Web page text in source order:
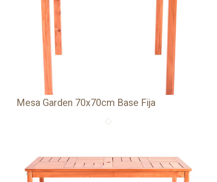
Mesa Garden 70x70cm Base Fija